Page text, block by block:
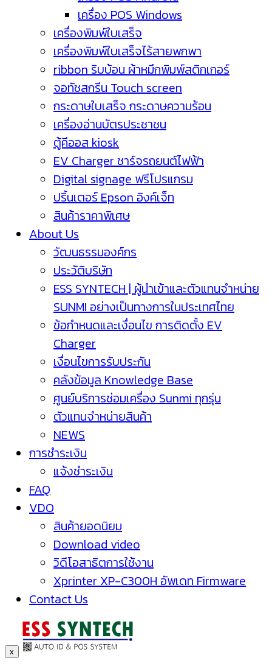
เครื่อง POS Windows
เครื่องพิมพ์ใบเสร็จ
เครื่องพิมพ์ใบเสร็จไร้สายพกพา
ribbon ริบบ้อน ผ้าหมึกพิมพ์สติกเกอร์
จอทัชสกรีน Touch screen
กระดาษใบเสร็จ กระดาษความร้อน
เครื่องอ่านบัตรประชาชน
ตู้คีออส kiosk
EV Charger ชาร์จรถยนต์ไฟฟ้า
Digital signage ฟรีโปรแกรม
ปริ้นเตอร์ Epson อิงค์เจ็ท
สินค้าราคาพิเศษ
About Us
วัฒนธรรมองค์กร
ประวัติบริษัท
ESS SYNTECH | ผู้นำเข้าและตัวแทนจำหน่าย
SUNMI อย่างเป็นทางการในประเทศไทย
ข้อกำหนดและเงื่อนไข การติดตั้ง EV
Charger
เงื่อนไขการรับประกัน
คลังข้อมูล Knowledge Base
ศูนย์บริการซ่อมเครื่อง Sunmi ทุกรุ่น
ตัวแทนจำหน่ายสินค้า
NEWS
การชำระเงิน
แจ้งชำระเงิน
FAQ
VDO
สินค้ายอดนิยม
Download video
วิดีโอสาธิตการใช้งาน
Xprinter XP-C300H อัพเดท Firmware
Contact Us
x